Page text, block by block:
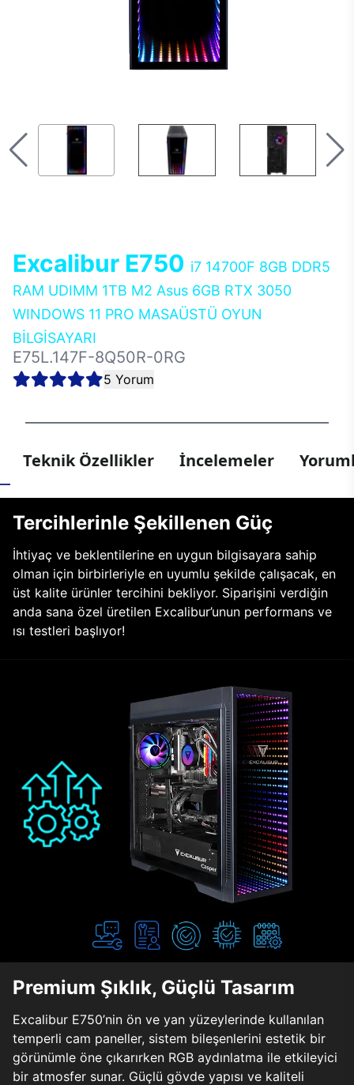
Excalibur E750 i7 14700F 8GB DDR5
RAM UDIMM 1TB M2 Asus 6GB RTX 3050
WINDOWS 11 PRO MASAÜSTÜ OYUN
BİLGİSAYARI
E75L.147F-8Q50R-0RG
5 Yorum
Teknik Özellikler İncelemeler
Tercihlerinle Şekillenen Güç
İhtiyaç ve beklentilerine en uygun bilgisayara sahip
olman için birbirleriyle en uyumlu şekilde çalışacak, en
üst kalite ürünler tercihini bekliyor. Siparişini verdiğin
anda sana özel üretilen Excalibur’unun performans ve
ısı testleri başlıyor!
Premium Şıklık, Güçlü Tasarım
Excalibur E750’nin ön ve yan yüzeylerinde kullanılan
temperli cam paneller, sistem bileşenlerini estetik bir
görünümle öne çıkarırken RGB aydınlatma ile etkileyici
bir atmosfer sunar. Güçlü gövde yapısı ve kaliteli